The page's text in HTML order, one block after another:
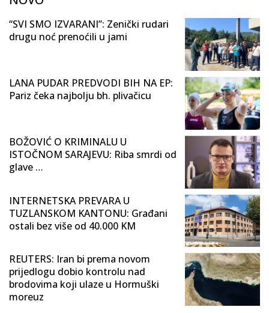
“SVI SMO IZVARANI”: Zenički rudari
drugu noć prenoćili u jami
LANA PUDAR PREDVODI BIH NA EP:
Pariz čeka najbolju bh. plivačicu
BOŽOVIĆ O KRIMINALU U
ISTOČNOM SARAJEVU: Riba smrdi od
glave …
INTERNETSKA PREVARA U
TUZLANSKOM KANTONU: Građani
ostali bez više od 40.000 KM
REUTERS: Iran bi prema novom
prijedlogu dobio kontrolu nad
brodovima koji ulaze u Hormuški
moreuz